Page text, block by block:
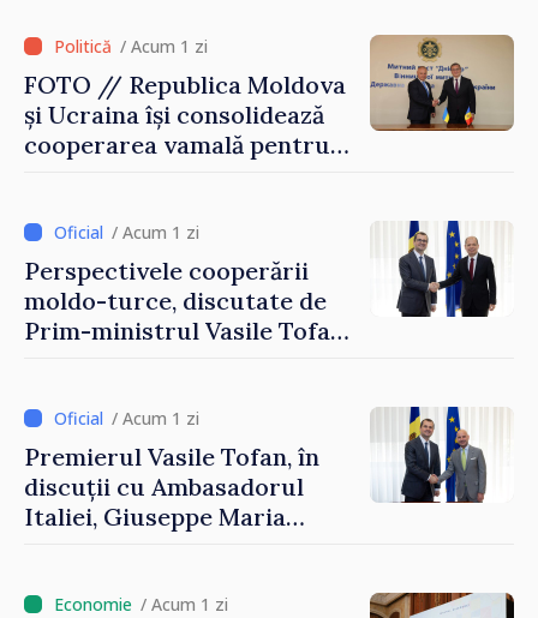
/ Acum 1 zi
FOTO // Republica Moldova
și Ucraina își consolidează
cooperarea vamală pentru
Reuniune la Moghiliov-
Podolsk
/ Acum 1 zi
Perspectivele cooperării
moldo-turce, discutate de
Prim-ministrul Vasile Tofan
/ Acum 1 zi
Premierul Vasile Tofan, în
discuții cu Ambasadorul
Italiei, Giuseppe Maria
/ Acum 1 zi